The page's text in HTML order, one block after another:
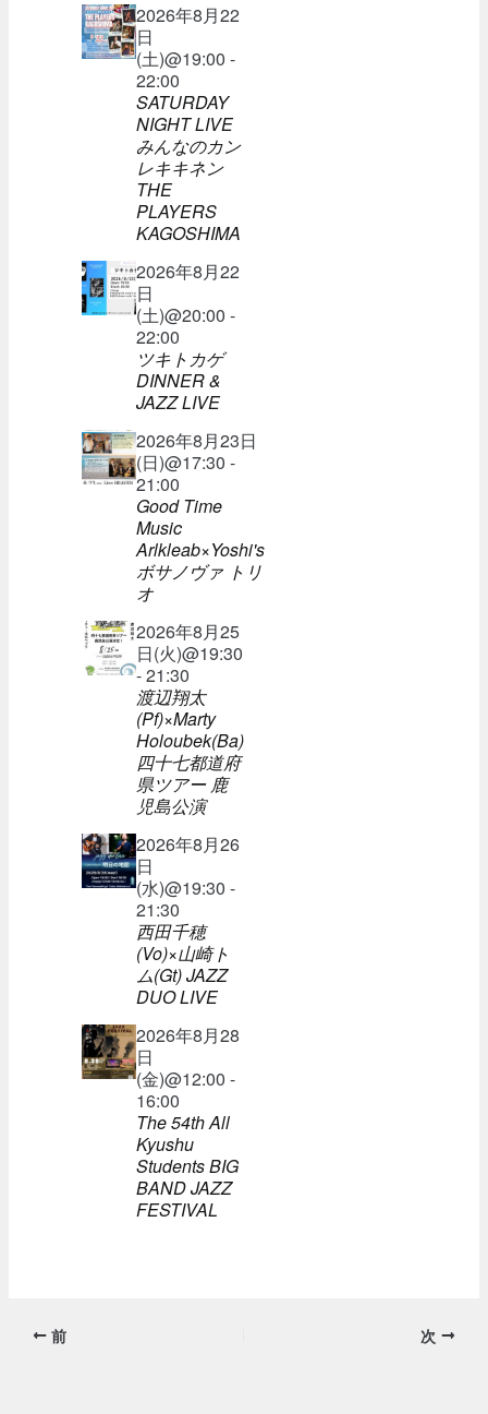
2026年8月22
日
(土)@19:00 -
22:00
SATURDAY
NIGHT LIVE
みんなのカン
レキキネン
THE
PLAYERS
KAGOSHIMA
2026年8月22
日
(土)@20:00 -
22:00
ツキトカゲ
DINNER &
JAZZ LIVE
2026年8月23日
(日)@17:30 -
21:00
Good Time
Music
Arlkleab×Yoshi's
ボサノヴァ トリ
オ
2026年8月25
日(火)@19:30
- 21:30
渡辺翔太
(Pf)×Marty
Holoubek(Ba)
四十七都道府
県ツアー 鹿
児島公演
2026年8月26
日
(水)@19:30 -
21:30
西田千穂
(Vo)×山崎ト
ム(Gt) JAZZ
DUO LIVE
2026年8月28
日
(金)@12:00 -
16:00
The 54th All
Kyushu
Students BIG
BAND JAZZ
FESTIVAL
前 次